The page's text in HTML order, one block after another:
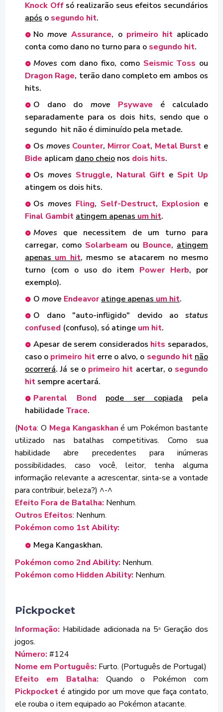
Knock Offsó realizarão seus efeitos secundários
após o segundo hit.
Nomove Assurance, o primeiro hitaplicado
conta como dano no turno para o segundo hit.
Moves com dano fixo, como Seismic Toss ou
Dragon Rage, terão dano completo em ambos os
hits.
O dano do move Psywave é calculado
separadamente para os dois hits, sendo que o
segundo hit não é diminuído pela metade.
Os moves Counter, Mirror Coat, Metal Burst e
Bide aplicam dano cheio nos dois hits.
Os moves Struggle, Natural Gift e Spit Up
atingem os dois hits.
Os moves Fling, Self-Destruct, Explosion e
Final Gambit atingem apenas um hit.
Moves que necessitem de um turno para
carregar, como Solarbeam ou Bounce, atingem
apenas um hit, mesmo se atacarem no mesmo
turno (com o uso do item Power Herb, por
exemplo).
O move Endeavor atinge apenas um hit.
O dano "auto-infligido" devido ao status
confused (confuso), só atinge um hit.
Apesar de serem considerados hits separados,
caso o primeiro hiterre o alvo, o segundo hit não
ocorrerá. Já se oprimeiro hit acertar, o segundo
hit sempre acertará.
Parental Bond
pode ser copiada pela
habilidade Trace.
(Nota: O Mega Kangaskhan é um Pokémon bastante
utilizado nas batalhas competitivas. Como sua
habilidade abre precedentes para inúmeras
possibilidades, caso você, leitor, tenha alguma
informação relevante a acrescentar, sinta-se a vontade
para contribuir, beleza?) ^-^
Efeito Fora de Batalha: Nenhum.
Outros Efeitos: Nenhum.
Pokémon como 1st Ability:
Mega Kangaskhan.
Pokémon como 2nd Ability: Nenhum.
Pokémon como Hidden Ability: Nenhum.
Pickpocket
Informação: Habilidade adicionada na 5ªGeração dos
jogos.
Número: #124
Nome em Português: Furto. (Português de Portugal)
Efeito em Batalha: Quando o Pokémon com
Pickpocket é atingido por um move que faça contato,
ele rouba o item equipado ao Pokémon atacante.